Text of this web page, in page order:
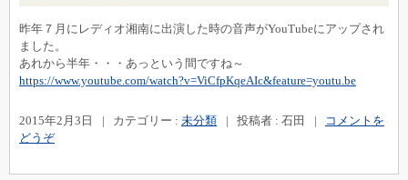
昨年７月にレディオ湘南に出演した時の音声がYouTubeにアップされ
ました。
あれから半年・・・あっという間ですね～
https://www.youtube.com/watch?v=ViCfpKqeAIc&feature=youtu.be
2015年2月3日 | カテゴリー : 未分類 | 投稿者 : 石田 |
コメントを
どうぞ